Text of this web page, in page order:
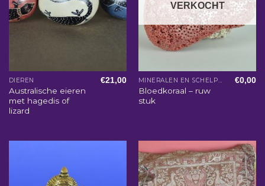
DIEREN
Australische eieren
met hagedis of
lizard
€21,00
VERKOCHT
MINERALEN EN SCHELPEN
Bloedkoraal – ruw
stuk
€0,00